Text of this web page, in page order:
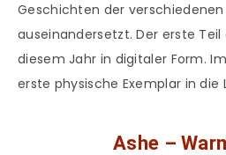
Geschichten der
auseinandersetzt. Der erste
diesem Jahr in digitaler Form.
erste physische Exemplar in die
Ashe –